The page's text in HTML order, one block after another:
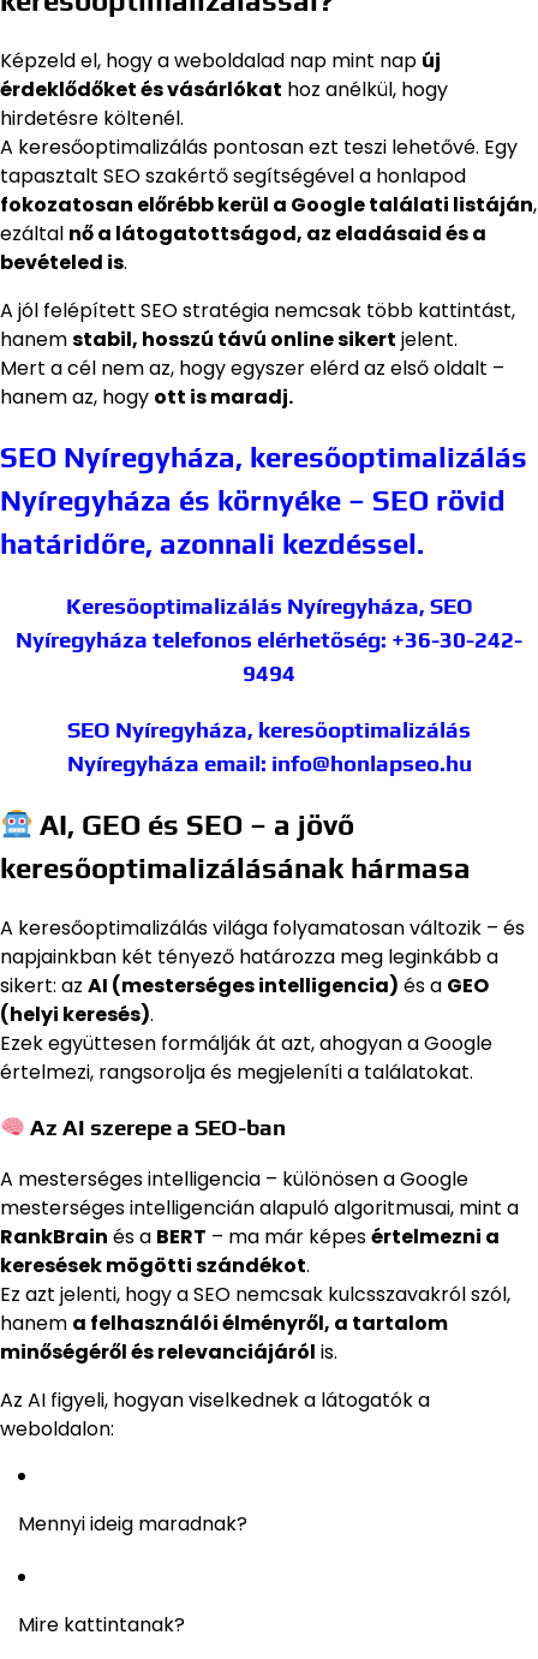
Képzeld el, hogy a weboldalad nap mint nap új
érdeklődőket és vásárlókat hoz anélkül, hogy
hirdetésre költenél.
A keresőoptimalizálás pontosan ezt teszi lehetővé. Egy
tapasztalt SEO szakértő segítségével a honlapod
fokozatosan előrébb kerül a Google találati listáján,
ezáltal nő a látogatottságod, az eladásaid és a
bevételed is.
A jól felépített SEO stratégia nemcsak több kattintást,
hanemstabil, hosszú távú online sikert jelent.
Mert a cél nem az, hogy egyszer elérd az első oldalt –
hanem az, hogy ott is maradj.
SEO Nyíregyháza, keresőoptimalizálás
Nyíregyháza és környéke – SEO rövid
határidőre, azonnali kezdéssel.
Keresőoptimalizálás Nyíregyháza, SEO
Nyíregyháza telefonos elérhetőség: +36-30-242-
9494
SEO Nyíregyháza, keresőoptimalizálás
Nyíregyháza email: info@honlapseo.hu
AI, GEO és SEO – a jövő
keresőoptimalizálásának hármasa
A keresőoptimalizálás világa folyamatosan változik – és
napjainkban két tényező határozza meg leginkább a
sikert: az AI (mesterséges intelligencia) és a GEO
(helyi keresés).
Ezek együttesen formálják át azt, ahogyan a Google
értelmezi, rangsorolja és megjeleníti a találatokat.
Az AI szerepe a SEO-ban
A mesterséges intelligencia – különösen a Google
mesterséges intelligencián alapuló algoritmusai, mint a
RankBrain és a BERT – ma már képesértelmezni a
keresések mögötti szándékot.
Ez azt jelenti, hogy a SEO nemcsak kulcsszavakról szól,
hanem a felhasználói élményről, a tartalom
minőségéről és relevanciájáról is.
Az AI figyeli, hogyan viselkednek a látogatók a
weboldalon:
Mennyi ideig maradnak?
Mire kattintanak?